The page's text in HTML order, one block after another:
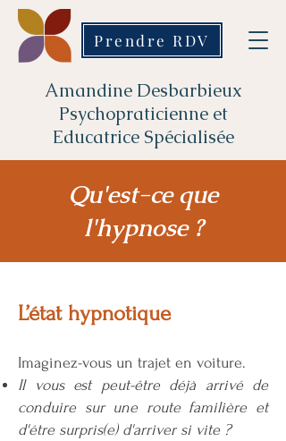
Prendre RDV
Amandine Desbarbieux
Psychopraticienne et
Educatrice Spécialisée
Qu'est-ce que
l'hypnose ?
L’état hypnotique
Imaginez-vous un trajet en voiture.
Il vous est peut-être déjà arrivé de
conduire sur une route familière et
d'être surpris(e) d'arriver si vite ?